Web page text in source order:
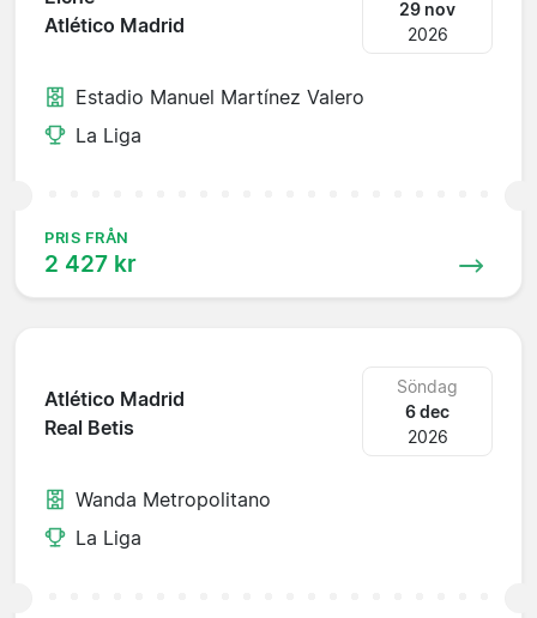
Atlético Madrid
29 nov
2026
Estadio Manuel Martínez Valero
La Liga
PRIS FRÅN
2 427 kr
Atlético Madrid
Real Betis
Söndag
6 dec
2026
Wanda Metropolitano
La Liga